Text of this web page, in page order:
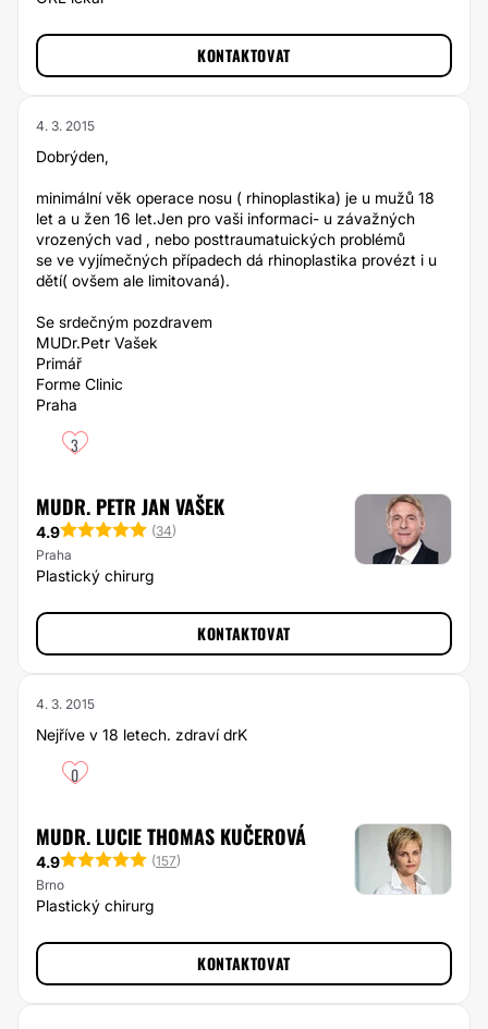
KONTAKTOVAT
4. 3. 2015
Dobrýden,
minimální věk operace nosu ( rhinoplastika) je u mužů 18
let a u žen 16 let.Jen pro vaši informaci- u závažných
vrozených vad , nebo posttraumatuických problémů
se ve vyjímečných případech dá rhinoplastika provézt i u
dětí( ovšem ale limitovaná).
Se srdečným pozdravem
MUDr.Petr Vašek
Primář
Forme Clinic
Praha
3
MUDR. PETR JAN VAŠEK
4.9 (34)
Praha
Plastický chirurg
KONTAKTOVAT
4. 3. 2015
Nejříve v 18 letech. zdraví drK
0
MUDR. LUCIE THOMAS KUČEROVÁ
4.9 (157)
Brno
Plastický chirurg
KONTAKTOVAT